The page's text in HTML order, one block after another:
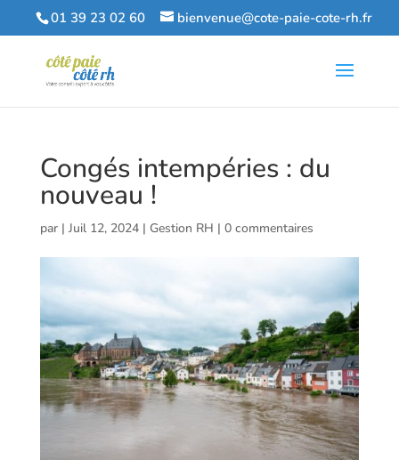
01 39 23 02 60 bienvenue@cote-paie-cote-rh.fr
Congés intempéries : du
nouveau !
par | Juil 12, 2024| Gestion RH | 0 commentaires